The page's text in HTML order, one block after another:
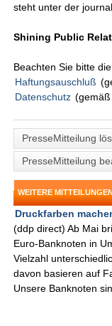
steht unter der
Shining Public
Beachten Sie bitte
Haftungsauschluß
Datenschutz
PresseMitteilung
PresseMitteilung
WEITERE
Druckfarben
(ddp direct) Ab Mai
Euro-Banknoten in
Vielzahl
davon basieren auf
Unsere Banknoten